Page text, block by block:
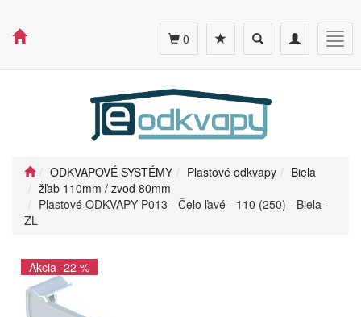
Toggle
navigation
Toggle
search
0
ODKVAPOVÉ SYSTÉMY Plastové odkvapy
Biela
žľab 110mm / zvod 80mm
Plastové ODKVAPY P013 - Čelo ľavé - 110 (250) - Biela -
ZL
Akcia -22 %